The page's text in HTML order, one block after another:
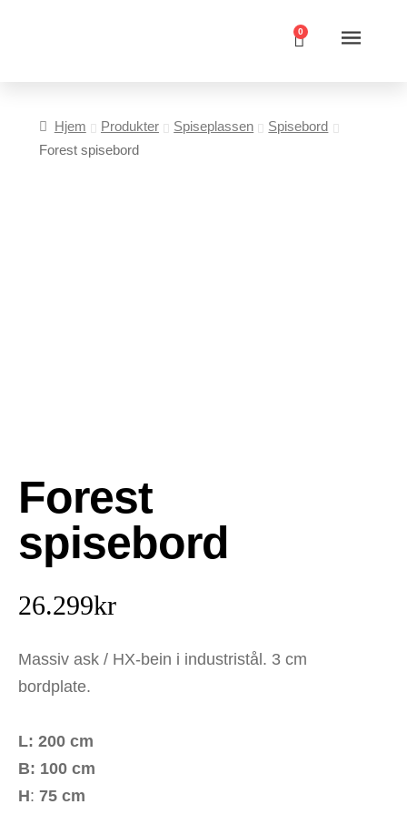
0
Hjem Produkter Spiseplassen
Spisebord
Forest spisebord
Forest
spisebord
26.299kr
Massiv ask / HX-bein i industristål. 3 cm
bordplate.
L: 200 cm
B: 100 cm
H: 75 cm